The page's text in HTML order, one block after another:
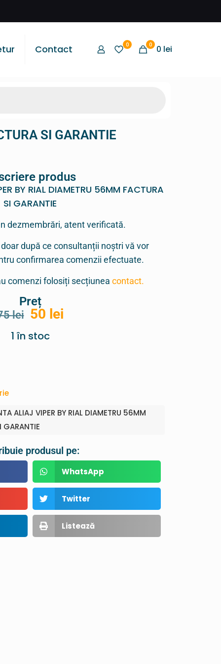
Contact 0 0 0 lei
SI GARANTIE
produs
BY RIAL DIAMETRU 56MM FACTURA
SI GARANTIE
dezmembrări, atent verificată.
după ce consultanții noștri vă vor
confirmarea comenzii efectuate.
comenzi folosiți secțiunea contact.
Preț
lei 50 lei
1 în stoc
ALIAJ VIPER BY RIAL DIAMETRU 56MM
GARANTIE
produsul pe:
WhatsApp
Twitter
Listează